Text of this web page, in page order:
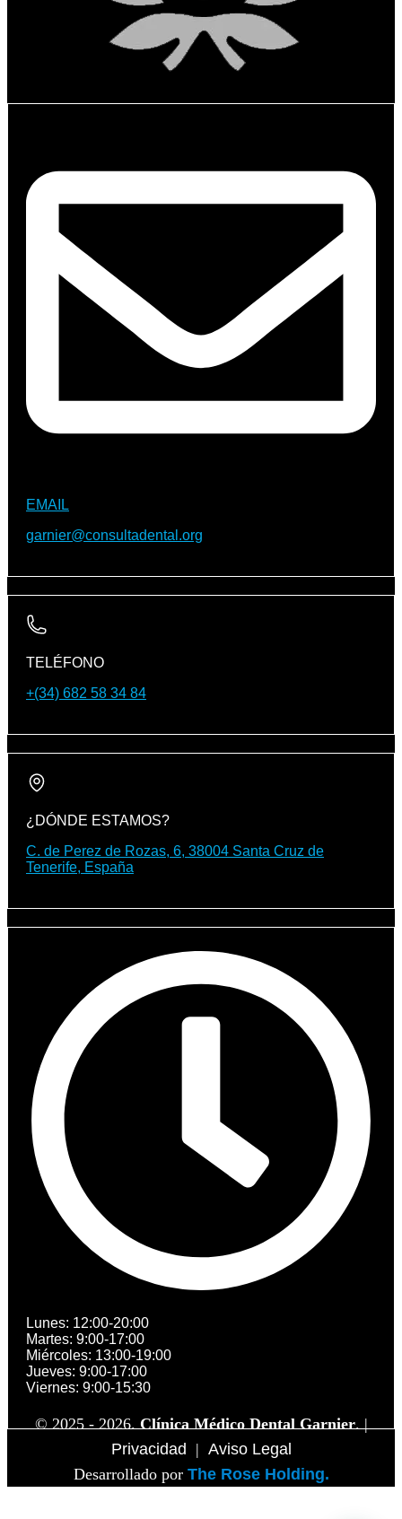
EMAIL
garnier@consultadental.org
TELÉFONO
+(34) 682 58 34 84
¿DÓNDE ESTAMOS?
C. de Perez de Rozas, 6, 38004 Santa Cruz de
Tenerife, España
Lunes: 12:00-20:00
Martes: 9:00-17:00
Miércoles: 13:00-19:00
Jueves: 9:00-17:00
Viernes: 9:00-15:30
© 2025 - 2026.Clínica Médico Dental Garnier. |
Privacidad
| Aviso Legal
Desarrollado por The Rose Holding.